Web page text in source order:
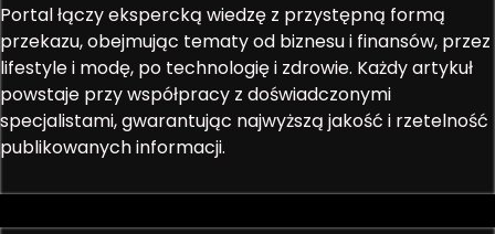
Portal łączy ekspercką wiedzę z przystępną formą
przekazu, obejmując tematy od biznesu i finansów, przez
lifestyle i modę, po technologię i zdrowie. Każdy artykuł
powstaje przy współpracy z doświadczonymi
specjalistami, gwarantując najwyższą jakość i rzetelność
publikowanych informacji.